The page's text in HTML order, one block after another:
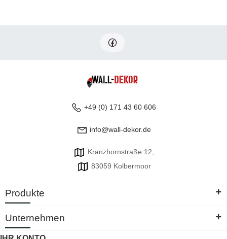
+49 (0) 171 43 60 606
info@wall-dekor.de
Kranzhornstraße 12,
83059 Kolbermoor
Produkte +
Unternehmen +